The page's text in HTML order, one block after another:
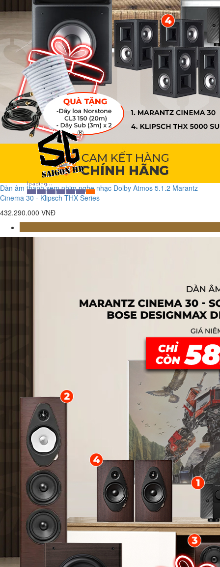
Dàn âm thanh xem phim nghe nhạc Dolby Atmos 5.1.2 Marantz
Cinema 30 - Klipsch THX Series
432.290.000 VNĐ